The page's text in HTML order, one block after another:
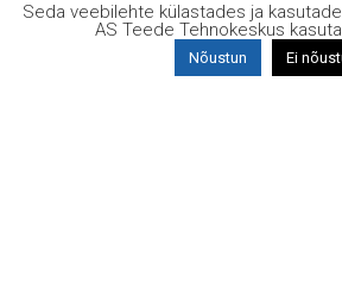
Seda veebilehte külastades ja
AS Teede Tehnokeskus
Nõustun Ei